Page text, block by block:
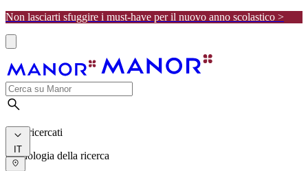
Non lasciarti sfuggire i must-have per il nuovo anno scolastico >
I più ricercati
Cronologia della ricerca
IT